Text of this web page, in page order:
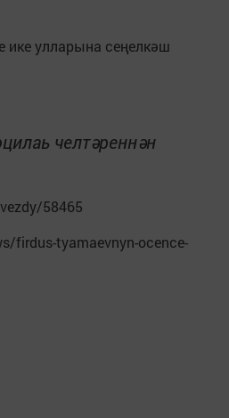
улларына сеңелкәш
челтәреннән
58465
firdus-tyamaevnyn-ocence-